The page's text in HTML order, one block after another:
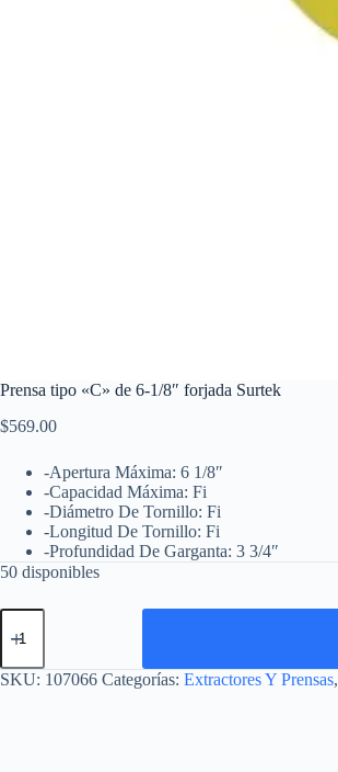
Prensa tipo «C» de 6-1/8″ forjada Surtek
$569.00
-Apertura Máxima: 6 1/8″
-Capacidad Máxima: Fi
-Diámetro De Tornillo: Fi
-Longitud De Tornillo: Fi
-Profundidad De Garganta: 3 3/4″
50 disponibles
Prensa
tipo
de
6-
SKU: 107066 Categorías: Extractores Y Prensas,